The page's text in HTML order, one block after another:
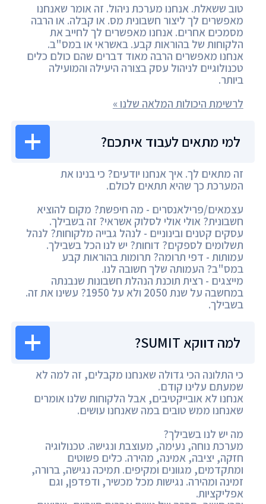
טוב ששאלת. אנחנו מערכת ניהול. זה אומר שאנחנו
מאפשרים לך ליצור חשבונית מס. או קבלה. או הרבה
מסמכים אחרים. אנחנו מאפשרים לך לחייב את
הלקוחות של בהוראות קבע. באשראי או במס"ב.
אנחנו מאפשרים הרבה מאוד דברים שהם כולם כלים
טכנולוגיים לניהול עסק בצורה היעילה והמועילה
ביותר.
לרשימת היכולות המלאה שלנו »
למי מתאים לעבוד איתכם?
זה מתאים לך. איך אנחנו יודעים? כי בנינו את
המערכת כך שהיא תתאים לכולם.
עצמאים/פרילאנסרים - מה חיפשת? מקום להוציא
חשבונית? אולי אולי לסלוק אשראי? זה בשבילך.
עסקים קטנים ובינוניים - לנהל גבייה מלקוחות? לנהל
תשלומים לספקים? דוחות? יש לנו הכל בשבילך.
עמותות - דפי תרומה? תרומות בהוראות קבע
במס"ב? העמותה שלך חשובה לנו.
מייצגים - רצית תוכנת הנהלת חשבונות שנבנתה
במחשבה על שנת 2050 ולא על 1950? עשינו את זה.
בשבילך.
למה דווקא SUMIT?
כי התלונה הכי גדולה שאנחנו מקבלים, זה למה לא
שמעתם עלינו קודם.
אנחנו לא אובייקטיבים, אבל הלקוחות שלנו אומרים
שאנחנו ממש טובים במה שאנחנו עושים.
מה יש לנו בשבילך?
מערכת נוחה, נעימה, מעוצבת ונגישה. טכנולוגיה
חזקה, יציבה, אמינה, מהירה. כלים פשוטים
ומתקדמים, מגוונים ומקיפים. תמיכה נגישה, ברורה,
זמינה ומהירה. נגישות מכל מכשיר, ודפדפן, וגם
אפליקציות.